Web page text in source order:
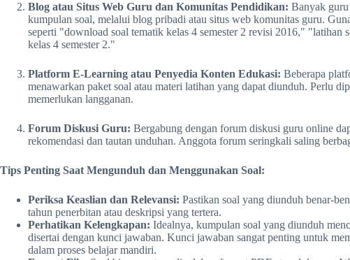
Blog atau Situs Web Guru dan Komunitas Pendidikan: Banyak guru
kumpulan soal, melalui blog pribadi atau situs web komunitas guru.
seperti "download soal tematik kelas 4 semester 2 revisi 2016,"
kelas 4 semester 2."
Platform E-Learning atau Penyedia Konten Edukasi: Beberapa
menawarkan paket soal atau materi latihan yang dapat diunduh. Perlu
memerlukan langganan.
Forum Diskusi Guru: Bergabung dengan forum diskusi guru online
rekomendasi dan tautan unduhan. Anggota forum seringkali saling
Tips Penting Saat Mengunduh dan Menggunakan Soal:
Periksa Keaslian dan Relevansi: Pastikan soal yang diunduh benar-
tahun penerbitan atau deskripsi yang tertera.
Perhatikan Kelengkapan: Idealnya, kumpulan soal yang diunduh
disertai dengan kunci jawaban. Kunci jawaban sangat penting untuk
dalam proses belajar mandiri.